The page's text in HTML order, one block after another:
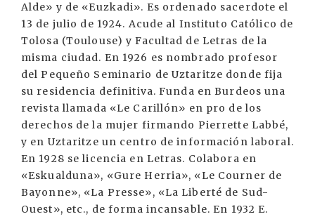
Alde» y de «Euzkadi». Es ordenado sacerdote el
13 de julio de 1924. Acude al Instituto Católico de
Tolosa (Toulouse) y Facultad de Letras de la
misma ciudad. En 1926 es nombrado profesor
del Pequeño Seminario de Uztaritze donde fija
su residencia definitiva. Funda en Burdeos una
revista llamada «Le Carillón» en pro de los
derechos de la mujer firmando Pierrette Labbé,
y en Uztaritze un centro de información laboral.
En 1928 se licencia en Letras. Colabora en
«Eskualduna», «Gure Herria», «Le Courner de
Bayonne», «La Presse», «La Liberté de Sud-
Ouest», etc., de forma incansable. En 1932 E.